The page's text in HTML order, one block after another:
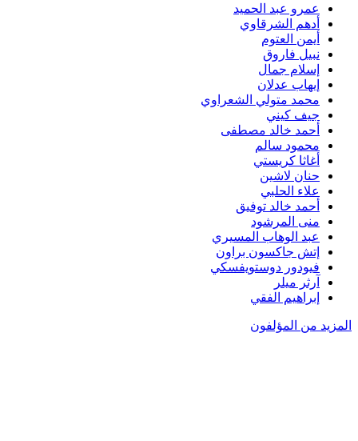
عمرو عبد الحميد
أدهم الشرقاوي
أيمن العتوم
نبيل فاروق
إسلام جمال
إيهاب عدلان
محمد متولي الشعراوي
جيف كيني
أحمد خالد مصطفى
محمود سالم
أغاثا كريستي
حنان لاشين
علاء الحلبي
أحمد خالد توفيق
منى المرشود
عبد الوهاب المسيري
إتش جاكسون براون
فيودور دوستويفسكي
آرثر ميلر
إبراهيم الفقي
المزيد من المؤلفون